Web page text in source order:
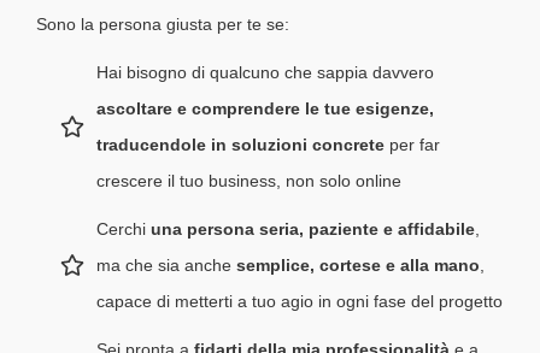
Sono la persona giusta per te se:
Hai bisogno di qualcuno che sappia davvero
ascoltare e comprendere le tue esigenze,
traducendole in soluzioni concrete per far
crescere il tuo business, non solo online
Cerchi una persona seria, paziente e affidabile
ma che sia anche semplice, cortese e alla mano
capace di metterti a tuo agio in ogni fase del progetto